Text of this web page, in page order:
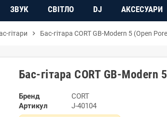
ЗВУК СВІТЛО DJ АКСЕСУАРИ
гітари chevron_right Бас-гітара CORT GB-Modern 5 (Open
Бас-гітара CORT GB-
Бренд
CORT
Артикул
J-40104